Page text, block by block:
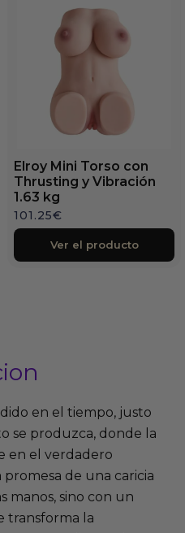
Elroy Mini Torso con
Thrusting y Vibración
1.63 kg
101.25€
Ver el producto
en el tiempo, justo
se produzca, donde la
en el verdadero
de una caricia
manos, sino con un
transforma la